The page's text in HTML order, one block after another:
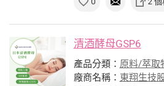
清酒酵母GSP6
產品分類： 原料/萃取
廠商名稱： 東翔生技